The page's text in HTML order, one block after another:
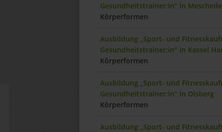
Gesundheitstrainer:in“ in Meschede
Körperformen
Ausbildung „Sport- und
Gesundheitstrainer:in“ in Kassel
Körperformen
Ausbildung „Sport- und
Gesundheitstrainer:in“ in Olsberg
Körperformen
Ausbildung „Sport- und